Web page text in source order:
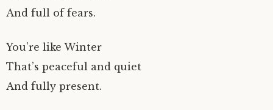
And full of fears.
You’re like Winter
That’s peaceful and quiet
And fully present.